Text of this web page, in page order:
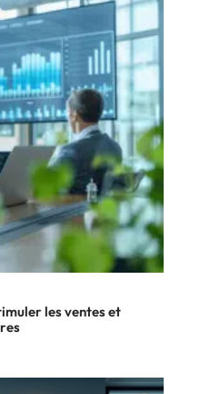
les ventes et